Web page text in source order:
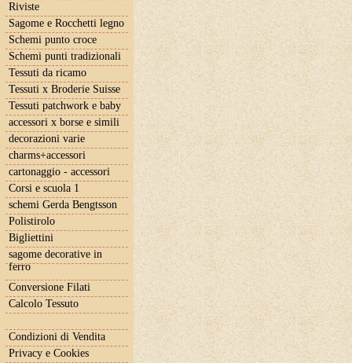
Riviste
Sagome e Rocchetti legno
Schemi punto croce
Schemi punti tradizionali
Tessuti da ricamo
Tessuti x Broderie Suisse
Tessuti patchwork e baby
accessori x borse e simili
decorazioni varie
charms+accessori
cartonaggio - accessori
Corsi e scuola 1
schemi Gerda Bengtsson
Polistirolo
Bigliettini
sagome decorative in
ferro
Conversione Filati
Calcolo Tessuto
Condizioni di Vendita
Privacy e Cookies